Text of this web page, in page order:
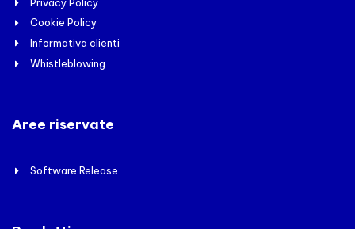
Cookie Policy
Informativa clienti
Whistleblowing
Aree riservate
Software Release